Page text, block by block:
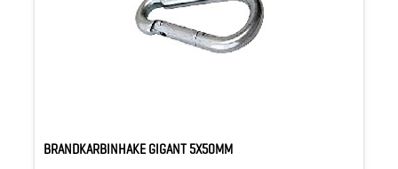
BRANDKARBINHAKE GIGANT 5X50MM